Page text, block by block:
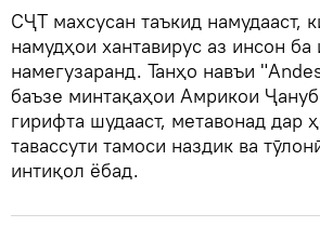
СҶТ махсусан таъкид намудааст,
намудҳои хантавирус аз инсон ба
намегузаранд. Танҳо навъи
баъзе минтақаҳои Амрикои
гирифта шудааст, метавонад дар
тавассути тамоси наздик ва
интиқол ёбад.